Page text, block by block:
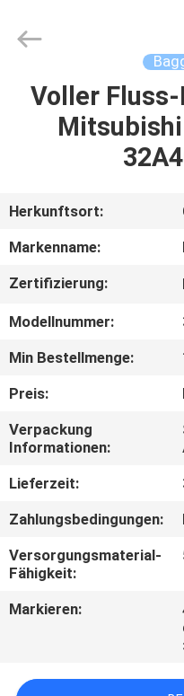
HAUS
PRODUKTE
ÜBER
UNS
FABRIK-
AUSFLUG
SITEMAP
POLICY
Services
Co.,Ltd..
Reserved.Voller
Herkunftsort:
Markenname:
Zertifizierung:
Modellnummer:
Min Bestellmenge:
Preis:
Verpackung
Informationen:
Lieferzeit:
Zahlungsbedingungen:
Versorgungsmaterial-
Fähigkeit:
Markieren: